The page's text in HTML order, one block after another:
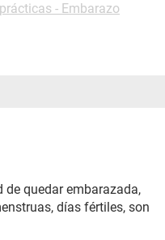
- Embarazo
quedar embarazada,
días fértiles, son